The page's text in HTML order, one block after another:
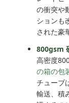
の衝突や
ションも
された豪
800gsm
高密度
の箱の包
チューブ
輸送、積